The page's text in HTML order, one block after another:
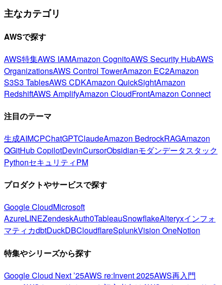
主なカテゴリ
AWSで探す
AWS特集AWS IAMAmazon CognitoAWS Security HubAWS
OrganizationsAWS Control TowerAmazon EC2Amazon
S3S3 TablesAWS CDKAmazon QuickSightAmazon
RedshiftAWS AmplifyAmazon CloudFrontAmazon Connect
注目のテーマ
生成AIMCPChatGPTClaudeAmazon BedrockRAGAmazon
QGitHub CopilotDevinCursorObsidianモダンデータスタック
PythonセキュリティPM
プロダクトやサービスで探す
Google CloudMicrosoft
AzureLINEZendeskAuth0TableauSnowflakeAlteryxインフォ
マティカdbtDuckDBCloudflareSplunkVision OneNotion
特集やシリーズから探す
Google Cloud Next ’25AWS re:Invent 2025AWS再入門